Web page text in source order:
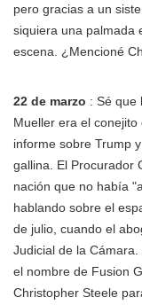
pero gracias a un
siquiera una palmada
escena. ¿Mencioné
22 de marzo : Sé que
Mueller era el
informe sobre Trump
gallina. El Procurador
nación que no había
hablando sobre el
de julio, cuando el
Judicial de la
el nombre de Fusion
Christopher Steele